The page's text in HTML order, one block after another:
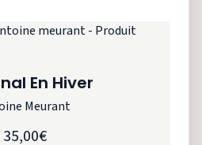
En Hiver
Meurant
35,00€